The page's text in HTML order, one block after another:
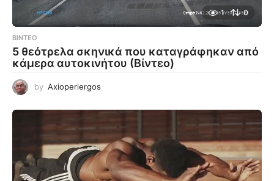
1 0
ΒΊΝΤΕΟ
5 θεότρελα σκηνικά που καταγράφηκαν από
κάμερα αυτοκινήτου (Βίντεο)
by Axioperiergos